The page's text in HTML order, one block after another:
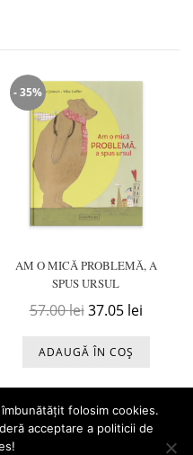
57.00 lei.
este: 37.05 lei.
- 35%
AM O MICĂ PROBLEMĂ, A
SPUS URSUL
57.00lei Prețul inițial a
37.05 leiPrețul
ADAUGĂ ÎN COȘ
folosim cookies.
acceptare a politicii de